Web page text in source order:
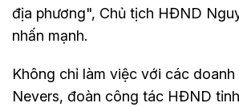
địa phương", Chủ tịch HĐND
nhấn mạnh.
Không chỉ làm việc với các doanh
Nevers, đoàn công tác HĐND